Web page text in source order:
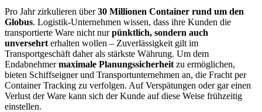
Pro Jahr zirkulieren über30 Millionen Container rund um den
Globus. Logistik-Unternehmen wissen, dass ihre Kunden die
transportierte Ware nicht nurpünktlich, sondern auch
unversehrt erhalten wollen – Zuverlässigkeit gilt im
Transportgeschäft daher als stärkste Währung. Um dem
Endabnehmermaximale Planungssicherheit zu ermöglichen,
bieten Schiffseigner und Transportunternehmen an, die Fracht per
Container Tracking zu verfolgen. Auf Verspätungen oder gar einen
Verlust der Ware kann sich der Kunde auf diese Weise frühzeitig
einstellen.